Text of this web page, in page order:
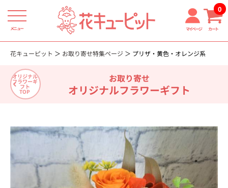
メニュー マイページ カート
0
花キューピット お取り寄せ特集ページ プリザ・黄色・オレンジ系
オリジナル
フラワーギ
フト
TOP
お取り寄せ
オリジナルフラワーギフト